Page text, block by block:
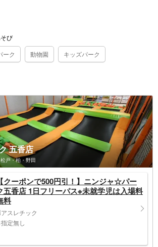
び
ーク 動物園 キッズパーク
五香店
戸・柏・野田
【クーポンで500円引！】ニンジャ☆パー
五香店 1日フリーパス※未就学児は入場料
料
アスレチック
指定無し